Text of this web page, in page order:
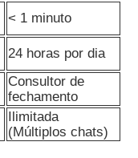
< 1 minuto
24 horas por dia
Consultor de
fechamento
Ilimitada
(Múltiplos chats)